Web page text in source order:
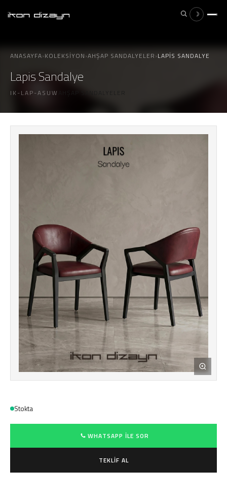
☽
×
ANASAYFA›KOLEKSIYON›AHŞAP SANDALYELER›LAPIS SANDALYE
Lapis Sandalye
IK-LAP-ASUW
Stokta
WHATSAPP ILE SOR
TEKLIF AL